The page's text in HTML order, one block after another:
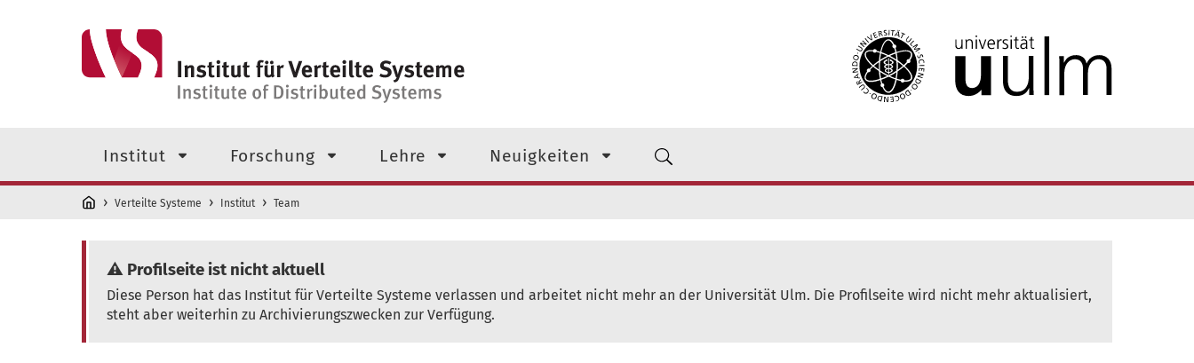
Institut Forschung Lehre Neuigkeiten
Verteilte Systeme Institut Team
⚠️ Profilseite ist nicht aktuell
Diese Person hat das Institut für Verteilte Systeme verlassen und arbeitet nicht mehr an der Universität Ulm. Die Profilseite wird nicht mehr aktualisiert,
steht aber weiterhin zu Archivierungszwecken zur Verfügung.